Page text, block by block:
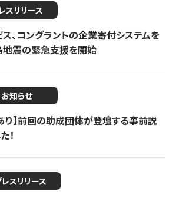
スリリース
、コングラントの企業寄付システムを
震の緊急支援を開始
お知らせ
り】前回の助成団体が登壇する事前説
！
レスリリース